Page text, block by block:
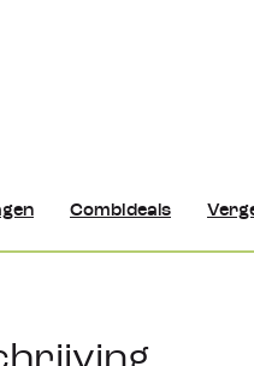
Combideals